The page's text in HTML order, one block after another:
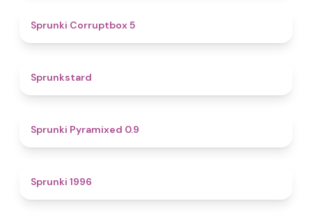
Sprunki Corruptbox 5
Sprunkstard
Sprunki Pyramixed 0.9
Sprunki 1996